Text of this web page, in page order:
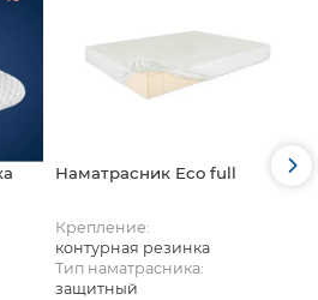
Наматрасник Eco full
Крепление:
контурная резинка
Тип наматрасника:
защитный